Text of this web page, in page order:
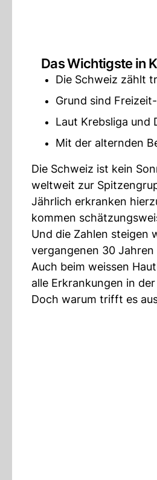
Das Wichtigste in
Die Schweiz zählt
Grund sind
Laut Krebsliga und
Mit der alternden
Die Schweiz ist kein
weltweit zur
Jährlich erkranken
kommen
Und die Zahlen steigen
vergangenen 30
Auch beim weissen
alle Erkrankungen in
Doch warum trifft es